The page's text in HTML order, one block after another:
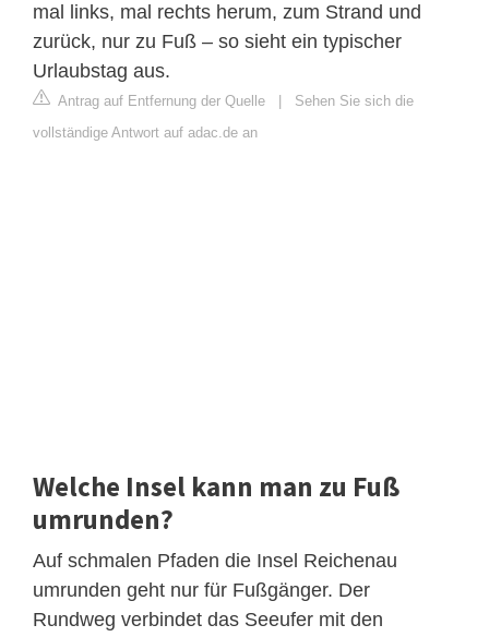
mal links, mal rechts herum, zum Strand und
zurück, nur zu Fuß – so sieht ein typischer
Urlaubstag aus.
Antrag auf Entfernung der Quelle
Sehen Sie sich die
vollständige Antwort auf adac.de an
Welche Insel kann man zu Fuß
umrunden?
Auf schmalen Pfaden die Insel Reichenau
umrunden geht nur für Fußgänger. Der
Rundweg verbindet das Seeufer mit den